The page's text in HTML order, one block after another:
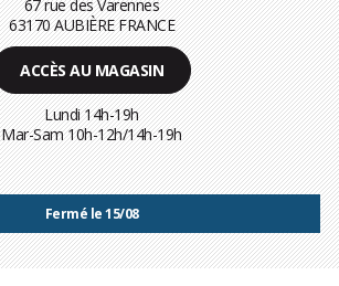
67 rue des Varennes
63170 AUBIÈRE FRANCE
ACCÈS AU MAGASIN
Lundi 14h-19h
Mar-Sam 10h-12h/14h-19h
Fermé le 15/08